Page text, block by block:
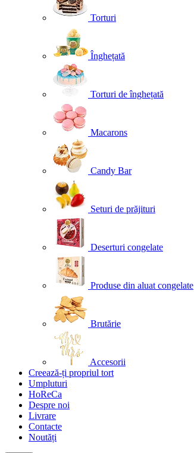
Torturi
Înghețată
Torturi de înghețată
Macarons
Candy Bar
Seturi de prăjituri
Deserturi congelate
Produse din aluat congelate
Brutărie
Accesorii
Creează-ți propriul tort
Umpluturi
HoReCa
Despre noi
Livrare
Contacte
Noutăți